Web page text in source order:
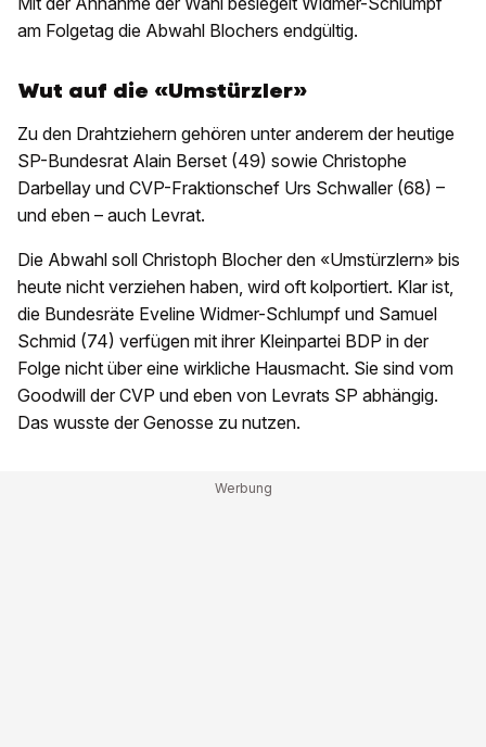
am Folgetag die Abwahl Blochers endgültig.
Wut auf die «Umstürzler»
Zu den Drahtziehern gehören unter anderem der heutige
SP-Bundesrat Alain Berset (49) sowie Christophe
Darbellay und CVP-Fraktionschef Urs Schwaller (68) –
und eben – auch Levrat.
Die Abwahl soll Christoph Blocher den «Umstürzlern» bis
heute nicht verziehen haben, wird oft kolportiert. Klar ist,
die Bundesräte Eveline Widmer-Schlumpf und Samuel
Schmid (74) verfügen mit ihrer Kleinpartei BDP in der
Folge nicht über eine wirkliche Hausmacht. Sie sind vom
Goodwill der CVP und eben von Levrats SP abhängig.
Das wusste der Genosse zu nutzen.